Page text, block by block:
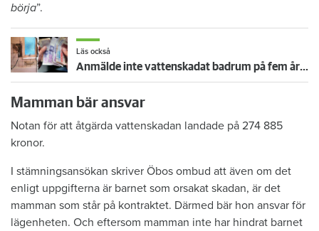
börja”.
Läs också
Anmälde inte vattenskadat badrum på fem år – krävs på 125 000 kronor
Mamman bär ansvar
Notan för att åtgärda vattenskadan landade på 274 885
kronor.
I stämningsansökan skriver Öbos ombud att även om det
enligt uppgifterna är barnet som orsakat skadan, är det
mamman som står på kontraktet. Därmed bär hon ansvar för
lägenheten. Och eftersom mamman inte har hindrat barnet